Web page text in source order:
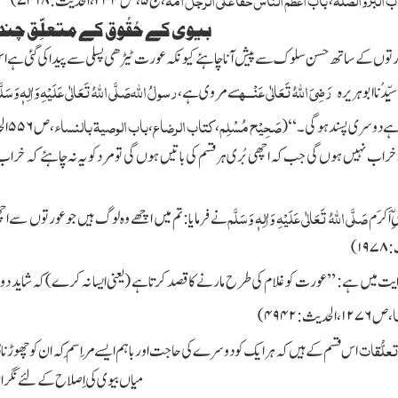
بیوی کے حُقُوق کے متعلِّق
کے ساتھ حسن سلوک سے پیش آنا چاہئے کیونکہ عورت ٹیڑھی پسلی سے پیدا کی گئی
سیِّدُنا ابو ہریرہرَضِیَ اللہُ تَعَالٰی عَنْـــہسے مروی ہے،رسولُ اﷲصَلَّی اللہُ تَعَالٰی عَلَیْہِ وَاٰلِہٖ
دوسری پسند ہو گی۔‘‘(صَحِیْح مُسْلِم،کتاب الرضاع،باب الوصیۃ بالنساء،ص۵۵۶
خراب نہیں ہوں گی جب کہ اچھی بُری ہر قسم کی باتیں ہوں گی تو مرد کو یہ نہ چاہئے
اَکرَمصَلَّی اللہُ تَعَالٰی عَلَیْہِ وَاٰلِہٖ وَسَلَّمنے فرمایا: تم میں اچھے وہ لوگ ہیں جو عورتوں
۱۹۷۸)
میں ہے: ’’عورت کو غلام کی طرح مارنے کا قصد کرتا ہے(یعنی ایسا نہ کرے)کہ شاید
،ص۱۲۷۶، الحدیث:۴۹۴۲)
تعلُّقاتاس قسم کے ہیں کہ ہر ایک کو دوسرے کی حاجت اور باہم ایسے مَراسِم کہ ان کو
میاں بیوی کی اِصلاح کے لئے